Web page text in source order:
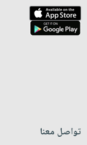
تواصل معنا